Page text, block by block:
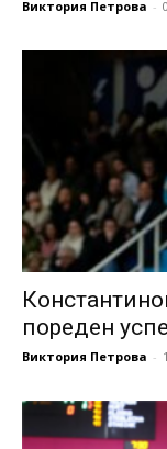
Виктория Петрова -
пореден
Виктория Петрова -